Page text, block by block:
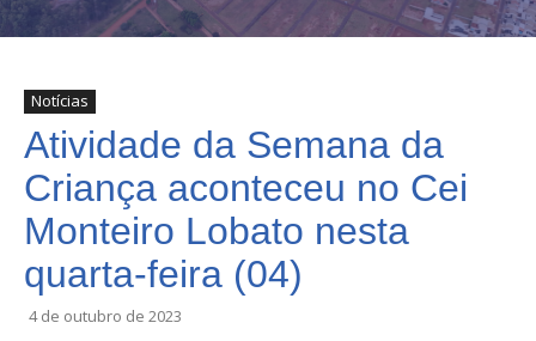
Notícias
Atividade da Semana da
Criança aconteceu no Cei
Monteiro Lobato nesta
quarta-feira (04)
4 de outubro de 2023